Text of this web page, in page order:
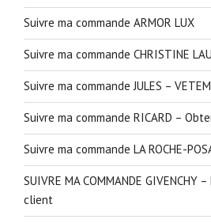
Suivre ma commande ARMOR LUX
Suivre ma commande CHRISTINE
Suivre ma commande JULES –
Suivre ma commande RICARD –
Suivre ma commande LA ROCHE-
SUIVRE MA COMMANDE GIVENCHY
client